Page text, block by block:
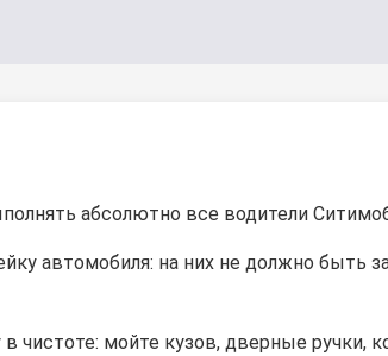
абсолютно все водители
автомобиля: на них не должно быть
чистоте: мойте кузов, дверные ручки,